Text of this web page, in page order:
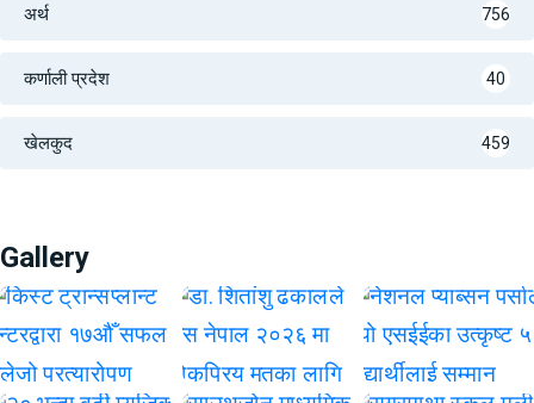
अर्थ 756
कर्णाली प्रदेश 40
खेलकुद 459
Gallery